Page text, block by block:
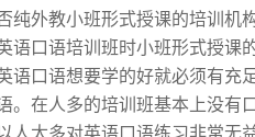
纯外教小班形式授课的培训机
语口语培训班时小班形式授课
语口语想要学的好就必须有充
。在人多的培训班基本上没有
人太多对英语口语练习非常无